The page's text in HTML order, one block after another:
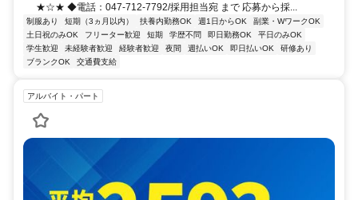
★☆★ ◆電話：047-712-7792/採用担当宛 まで 応募から採...
制服あり 短期（3ヵ月以内） 扶養内勤務OK 週1日からOK
副業・WワークOK
土日祝のみOK
フリーター歓迎 短期 学歴不問 即日勤務OK
平日のみOK
学生歓迎
未経験者歓迎 経験者歓迎 夜間 週払いOK 即日払いOK
研修あり
ブランクOK
交通費支給
アルバイト・パート